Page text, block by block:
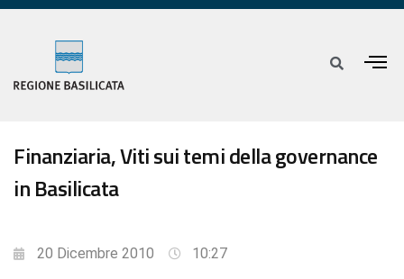
Finanziaria, Viti sui temi della governance
in Basilicata
20 Dicembre 2010 10:27